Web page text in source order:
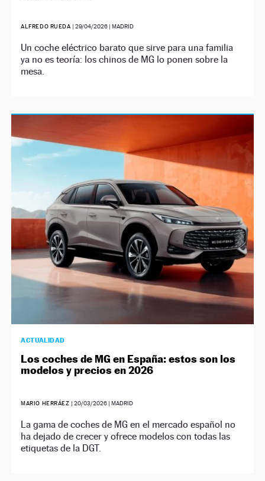
ALFREDO RUEDA | 29/04/2026| MADRID
Un coche eléctrico barato que sirve para una familia
ya no es teoría: los chinos de MG lo ponen sobre la
mesa.
ACTUALIDAD
Los coches de MG en España: estos son los
modelos y precios en 2026
MARIO HERRÁEZ | 20/03/2026| MADRID
La gama de coches de MG en el mercado español no
ha dejado de crecer y ofrece modelos con todas las
etiquetas de la DGT.